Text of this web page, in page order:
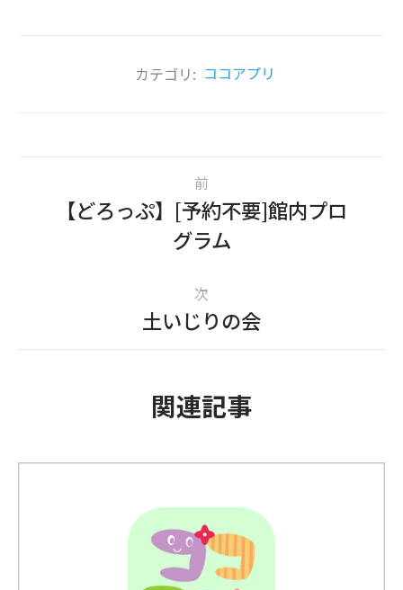
カテゴリ: ココアプリ
前
【どろっぷ】[予約不要]館内プロ
グラム
次
土いじりの会
関連記事